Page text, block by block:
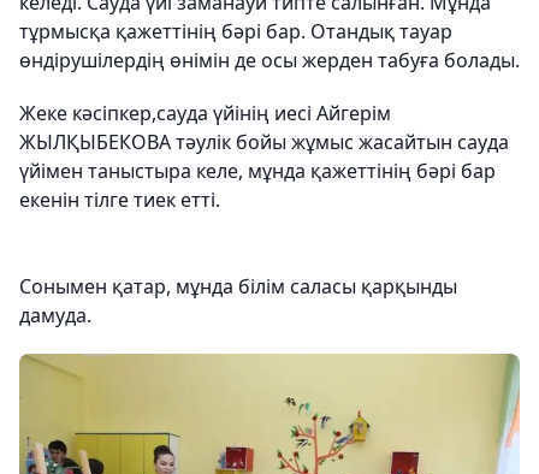
тұрмысқа қажеттінің бәрі бар. Отандық тауар
өндірушілердің өнімін де осы жерден табуға болады.
Жеке кәсіпкер,сауда үйінің иесі Айгерім
ЖЫЛҚЫБЕКОВА тәулік бойы жұмыс жасайтын сауда
үйімен таныстыра келе, мұнда қажеттінің бәрі бар
екенін тілге тиек етті.
Сонымен қатар, мұнда білім саласы қарқынды
дамуда.